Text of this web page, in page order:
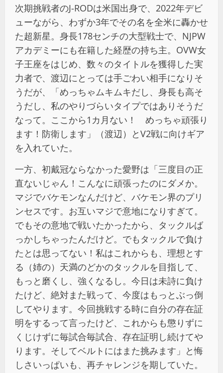
次期挑戦者のJ-RODは米国出身で、2022年デビ
ューながら、わずか3年でその名を全米に轟かせ
た超新星。身長178センチの大型戦士で、NJPW
アカデミーにも在籍した経歴の持ち主。OVW女
子王座をはじめ、数々のタイトルを獲得した実
力者で、渡辺にとっては手ごわい相手になりそ
うだが、「めっちゃムキムキだし、身長も高そ
うだし、私のやりづらいタイプではありそうだ
なって。ここから1カ月ない！ めっちゃ頑張り
ます！防衛します」（渡辺）とV2戦に向けギア
を入れていた。
一方、初戴冠ならなかった愛野は「三度目の正
直ないじゃん！こんなに頑張ったのにダメか。
マジでバケモンなんだけど、バケモン界のプリ
ンセスです。お互いマジで意地になりすぎて。
でもその意地で戦いたかったから、タックルば
っかしちゃったんだけど。でもタックルで負け
たとは思ってない！私はこれからも、理想とす
る（姉の）天満のどかのタックルを目指して、
もっと磨くし、強くなるし。今日は未詩に負け
たけど、絶対また戦って、今度はもっとぶっ倒
してやります。今回挑戦する時に自分の存在証
明をするって言ったけど、これからも懲りずに
くじけずに毎試合毎試合、存在証明し続けてや
ります。そしてベルトにはまた挑みます」と悔
しさいっぱいも、再チャレンジを期していた。